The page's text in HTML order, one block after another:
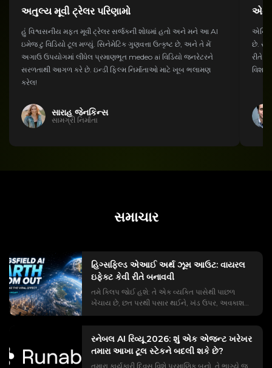
અતુલ્ય મૂવી ટ્રેલર પરિણામો
હું વિશ્વસનીય મફત મૂવી ટ્રેલર સર્જકની શોધમાં હતો અને મને આ AI
ઇમેજ ટુ વિડિયો ટૂલ મળ્યું. સિનેમેટિક ગુણવત્તા ઉત્કૃષ્ટ છે, અને તે મેં
અગાઉ ઉપયોગમાં લીધેલ પ્રમાણભૂત medeo ai વિડિયો જનરેટરને
સરળતાથી આગળ કરે છે. ઇન્ડી ફિલ્મ નિર્માતાઓ માટે ખૂબ ભલામણ
કરેલ!
સારાહ જેનકિન્સ
સામગ્રી નિર્માતા
છે.
રીતે
સમાચાર
હિગ્સફિલ્ડ એઆઈ અર્થ ઝૂમ આઉટ: વાયરલ
ઇફેક્ટ કેવી રીતે બનાવવી
તમે ક્લિપ જોઈ હશે: તે એક વ્યક્તિ પાસેથી પાછળ
ખેંચાય છે, છત પરથી પસાર થઈને, ખંડ ઉપર, અવકાશમાં
અબજથી વધુ વ્યૂઝ મળ્યા છે, અને તેમાંથી મોટાભાગનો
હિગ્સફિલ્ડ એઆઈનો ઉપયોગ કરીને બનાવવામાં આવ્યો
છે. પરંતુ જો તમે ખરેખર તેનો પ્રયાસ કર્યો હોય, તો તમે
કદાચ દરેક ટ્યુટોરીયલ છોડેલા ભાગોને સ્પર્શ કર્યો હશે -
રનેબલ AI રિવ્યૂ 2026: શું એક એજન્ટ ખરેખર
તમારા આખા ટૂલ સ્ટેકને બદલી શકે છે?
તમારા કાર્યકારી દિવસ વિશે પ્રમાણિક બનો. તે ભાગ્યે જ